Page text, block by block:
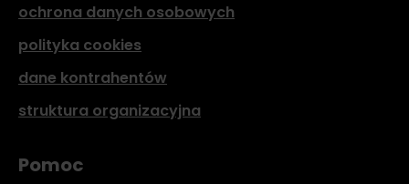
ochrona danych osobowych
polityka cookies
dane kontrahentów
struktura organizacyjna
Pomoc